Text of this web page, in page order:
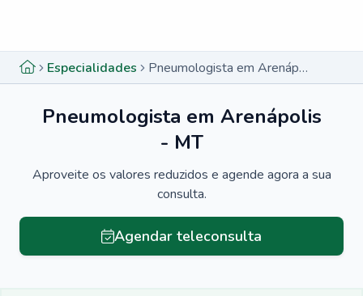
Especialidades Pneumologista em Arenápolis - MT
Pneumologista em Arenápolis
- MT
Aproveite os valores reduzidos e agende agora a sua
consulta.
Agendar teleconsulta